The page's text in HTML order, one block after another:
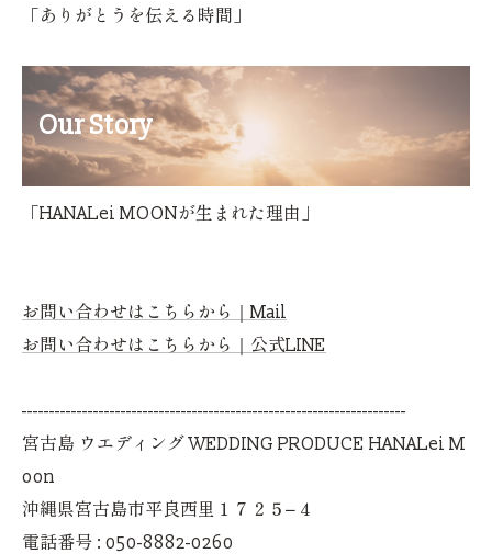
「ありがとうを伝える時間」
Our Story
「HANALei MOONが生まれた理由」
お問い合わせはこちらから｜Mail
お問い合わせはこちらから｜公式LINE
----------------------------------------------------------------------
宮古島 ウエディング WEDDING PRODUCE HANALei M
oon
沖縄県宮古島市平良西里１７２５−４
電話番号 : 050-8882-0260